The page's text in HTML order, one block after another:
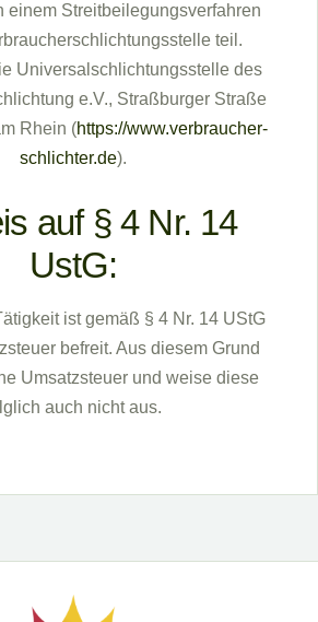
einem Streitbeilegungsverfahren
teil.
Universalschlichtungsstelle des
e.V., Straßburger Straße
Rhein (https://www.verbraucher-
schlichter.de).
auf § 4 Nr. 14
UstG:
ist gemäß § 4 Nr. 14 UStG
befreit. Aus diesem Grund
Umsatzsteuer und weise diese
auch nicht aus.